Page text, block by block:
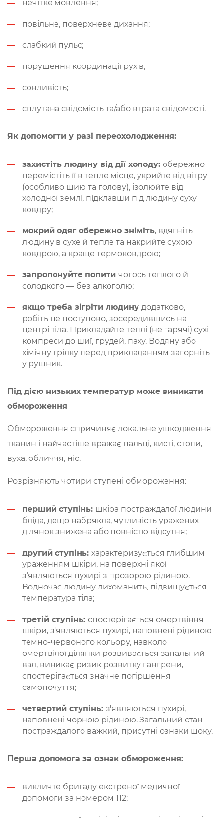
нечітке мовлення;
повільне, поверхневе дихання;
слабкий пульс;
порушення координації рухів;
сонливість;
сплутана свідомість та/або втрата свідомості.
Як допомогти у разі переохолодження:
захистіть людину від дії холоду: обережно
перемістіть її в тепле місце, укрийте від вітру
(особливо шию та голову), ізолюйте від
холодної землі, підклавши під людину суху
ковдру;
мокрий одяг обережно зніміть, вдягніть
людину в сухе й тепле та накрийте сухою
ковдрою, а краще термоковдрою;
запропонуйте попити чогось теплого й
солодкого — без алкоголю;
якщо треба зігріти людину додатково,
робіть це поступово, зосередившись на
центрі тіла. Прикладайте теплі (не гарячі) сухі
компреси до шиї, грудей, паху. Водяну або
хімічну грілку перед прикладанням загорніть
у рушник.
Під дією низьких температур може виникати
обмороження
Обмороження спричиняє локальне ушкодження
тканин і найчастіше вражає пальці, кисті, стопи,
вуха, обличчя, ніс.
Розрізняють чотири ступені обмороження:
перший ступінь: шкіра постраждалої людини
бліда, дещо набрякла, чутливість уражених
ділянок знижена або повністю відсутня;
другий ступінь: характеризується глибшим
ураженням шкіри, на поверхні якої
з’являються пухирі з прозорою рідиною.
Водночас людину лихоманить, підвищується
температура тіла;
третій ступінь: спостерігається омертвіння
шкіри, з'являються пухирі, наповнені рідиною
темно-червоного кольору, навколо
омертвілої ділянки розвивається запальний
вал, виникає ризик розвитку гангрени,
спостерігається значне погіршення
самопочуття;
четвертий ступінь: з'являються пухирі,
наповнені чорною рідиною. Загальний стан
постраждалого важкий, присутні ознаки шоку.
Перша допомога за ознак обмороження:
викличте бригаду екстреної медичної
допомоги за номером 112;